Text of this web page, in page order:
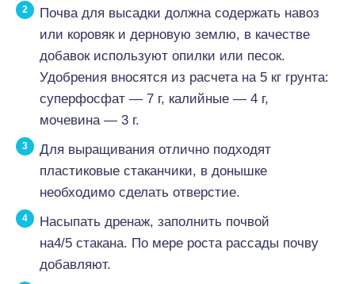
Почва для высадки должна содержать навоз
или коровяк и дерновую землю, в качестве
добавок используют опилки или песок.
Удобрения вносятся из расчета на 5 кг грунта:
суперфосфат — 7 г, калийные — 4 г,
мочевина — 3 г.
Для выращивания отлично подходят
пластиковые стаканчики, в донышке
необходимо сделать отверстие.
Насыпать дренаж, заполнить почвой
на4/5 стакана. По мере роста рассады почву
добавляют.